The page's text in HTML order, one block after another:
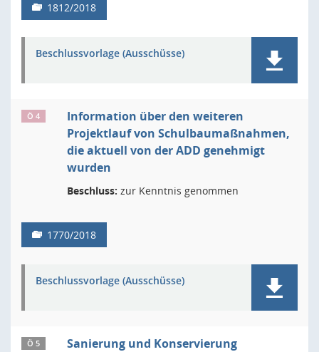
1812/2018
Beschlussvorlage (Ausschüsse)
Ö 4
Information über den weiteren
Projektlauf von Schulbaumaßnahmen,
die aktuell von der ADD genehmigt
wurden
Beschluss: zur Kenntnis genommen
1770/2018
Beschlussvorlage (Ausschüsse)
Ö 5
Sanierung und Konservierung